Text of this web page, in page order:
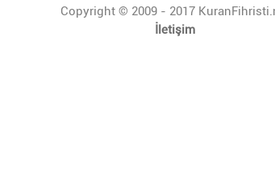
Copyright © 2009 - 2017
İletişim